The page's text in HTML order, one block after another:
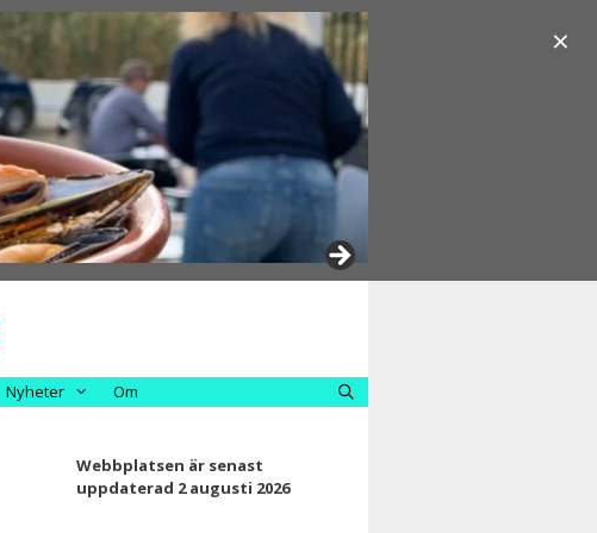
Nyheter Om
Webbplatsen är senast
uppdaterad 2 augusti 2026
×